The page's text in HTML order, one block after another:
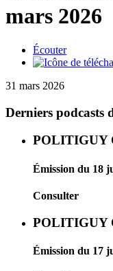
mars 2026
Écouter
31 mars 2026
Derniers podcasts
POLITIGUY
Émission du 18
Consulter
POLITIGUY
Émission du 17